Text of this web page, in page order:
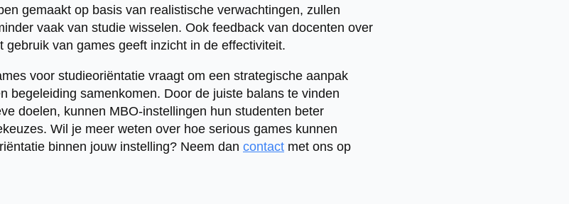
gemaakt op basis van realistische verwachtingen, zullen
vaak van studie wisselen. Ook feedback van docenten over
van games geeft inzicht in de effectiviteit.
voor studieoriëntatie vraagt om een strategische aanpak
begeleiding samenkomen. Door de juiste balans te vinden
doelen, kunnen MBO-instellingen hun studenten beter
Wil je meer weten over hoe serious games kunnen
binnen jouw instelling? Neem dan contact met ons op